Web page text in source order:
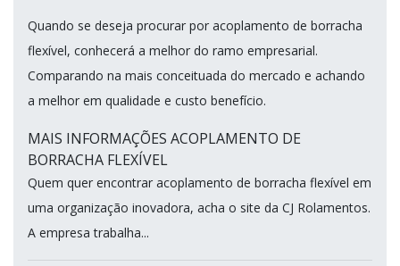
Quando se deseja procurar por acoplamento de borracha
flexível, conhecerá a melhor do ramo empresarial.
Comparando na mais conceituada do mercado e achando
a melhor em qualidade e custo benefício.
MAIS INFORMAÇÕES ACOPLAMENTO DE
BORRACHA FLEXÍVEL
Quem quer encontrar acoplamento de borracha flexível em
uma organização inovadora, acha o site da CJ Rolamentos.
A empresa trabalha...